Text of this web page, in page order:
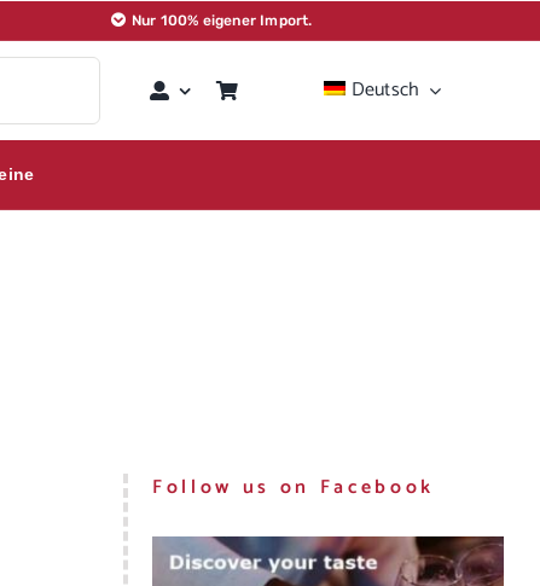
Nur 100% eigener Import.
Deutsch
Follow us on Facebook